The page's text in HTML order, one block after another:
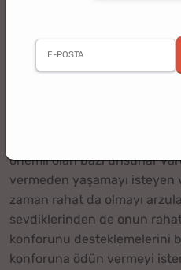
Boğa burcu erkeği, boğa
önemli olan bazı unsurlar
vermeden yaşamayı isteyen
zaman rahat da olmayı
sevdiklerinden de onun
konforunu desteklemelerini
konforuna ödün vermeyi